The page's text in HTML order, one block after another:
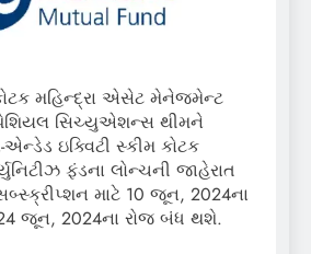
મહિન્દ્રા એસેટ મેનેજમેન્ટ
સિચ્યુએશન્સ થીમને
ઇક્વિટી સ્કીમ કોટક
ફંડના લોન્ચની જાહેરાત
માટે 10 જૂન, 2024ના
જૂન, 2024ના રોજ બંધ થશે.